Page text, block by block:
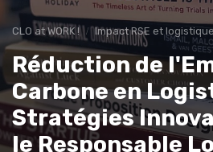
CLO at WORK ! Impact RSE et logistique
Réduction de
Carbone en
Stratégies
le Responsable